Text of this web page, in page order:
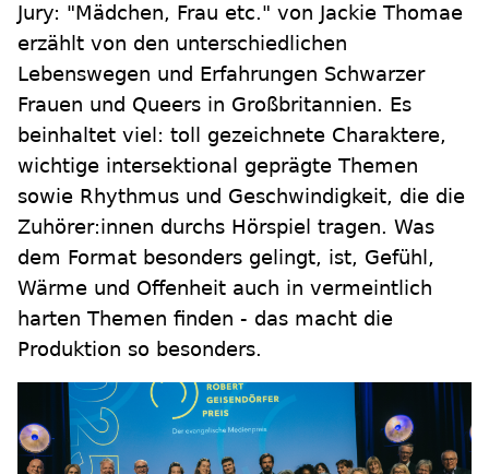
Jury: "Mädchen, Frau etc." von Jackie Thomae
erzählt von den unterschiedlichen
Lebenswegen und Erfahrungen Schwarzer
Frauen und Queers in Großbritannien. Es
beinhaltet viel: toll gezeichnete Charaktere,
wichtige intersektional geprägte Themen
sowie Rhythmus und Geschwindigkeit, die die
Zuhörer:innen durchs Hörspiel tragen. Was
dem Format besonders gelingt, ist, Gefühl,
Wärme und Offenheit auch in vermeintlich
harten Themen finden - das macht die
Produktion so besonders.